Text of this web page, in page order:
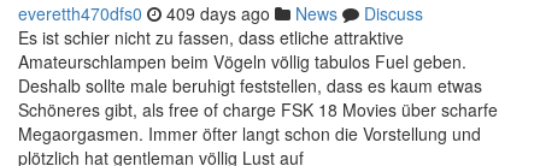
everetth470dfs0 409 days ago News
Discuss
Es ist schier nicht zu fassen, dass etliche attraktive
Amateurschlampen beim Vögeln völlig tabulos Fuel geben.
Deshalb sollte male beruhigt feststellen, dass es kaum etwas
Schöneres gibt, als free of charge FSK 18 Movies über scharfe
Megaorgasmen. Immer öfter langt schon die Vorstellung und
plötzlich hat gentleman völlig Lust auf